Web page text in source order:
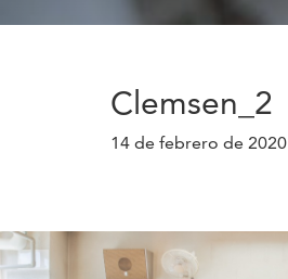
Clemsen_2
14 de febrero de 2020